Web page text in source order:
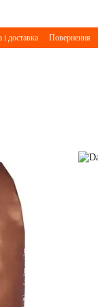
і доставка Повернення